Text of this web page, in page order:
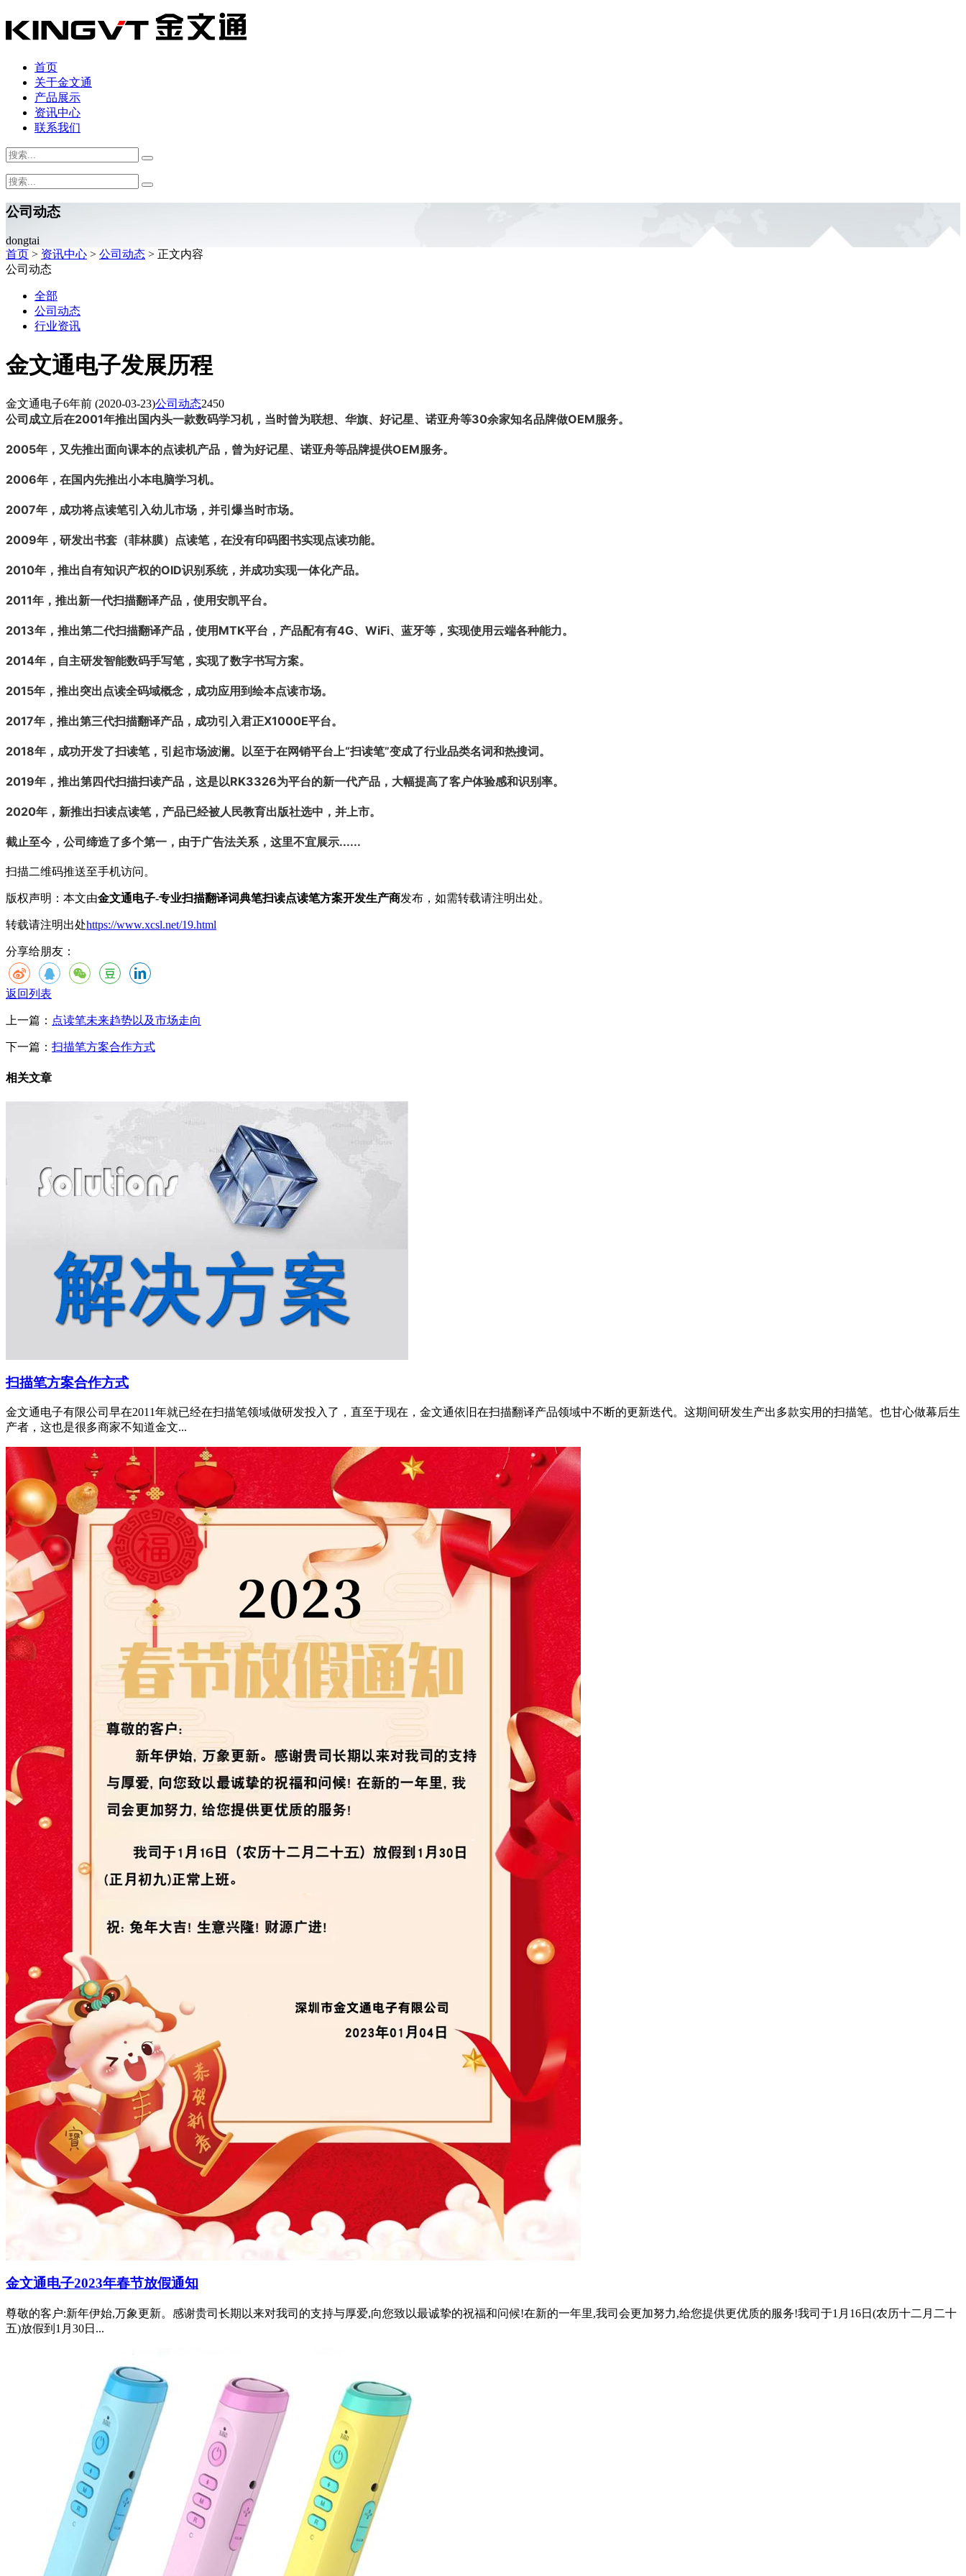
首页
关于金文通
产品展示
资讯中心
联系我们
公司动态
dongtai
首页 > 资讯中心 > 公司动态 > 正文内容
公司动态
全部
公司动态
行业资讯
金文通电子发展历程
金文通电子6年前 (2020-03-23)公司动态2450
公司成立后在2001年推出国内头一款数码学习机，当时曾为联想、华旗、好记星、诺亚舟等30余家知名品牌做OEM服务。
2005年，又先推出面向课本的点读机产品，曾为好记星、诺亚舟等品牌提供OEM服务。
2006年，在国内先推出小本电脑学习机。
2007年，成功将点读笔引入幼儿市场，并引爆当时市场。
2009年，研发出书套（菲林膜）点读笔，在没有印码图书实现点读功能。
2010年，推出自有知识产权的OID识别系统，并成功实现一体化产品。
2011年，推出新一代扫描翻译产品，使用安凯平台。
2013年，推出第二代扫描翻译产品，使用MTK平台，产品配有有4G、WiFi、蓝牙等，实现使用云端各种能力。
2014年，自主研发智能数码手写笔，实现了数字书写方案。
2015年，推出突出点读全码域概念，成功应用到绘本点读市场。
2017年，推出第三代扫描翻译产品，成功引入君正X1000E平台。
2018年，成功开发了扫读笔，引起市场波澜。以至于在网销平台上“扫读笔”变成了行业品类名词和热搜词。
2019年，推出第四代扫描扫读产品，这是以RK3326为平台的新一代产品，大幅提高了客户体验感和识别率。
2020年，新推出扫读点读笔，产品已经被人民教育出版社选中，并上市。
截止至今，公司缔造了多个第一，由于广告法关系，这里不宜展示......
扫描二维码推送至手机访问。
版权声明：本文由金文通电子-专业扫描翻译词典笔扫读点读笔方案开发生产商发布，如需转载请注明出处。
转载请注明出处https://www.xcsl.net/19.html
分享给朋友：
返回列表
上一篇： 点读笔未来趋势以及市场走向
下一篇： 扫描笔方案合作方式
相关文章
扫描笔方案合作方式
金文通电子有限公司早在2011年就已经在扫描笔领域做研发投入了，直至于现在，金文通依旧在扫描翻译产品领域中不断的更新迭代。这期间研发生产出多款实用的扫描笔。也甘心做幕后生
产者，这也是很多商家不知道金文...
金文通电子2023年春节放假通知
尊敬的客户:新年伊始,万象更新。感谢贵司长期以来对我司的支持与厚爱,向您致以最诚挚的祝福和问候!在新的一年里,我司会更加努力,给您提供更优质的服务!我司于1月16日(农历十二月二十
五)放假到1月30日...